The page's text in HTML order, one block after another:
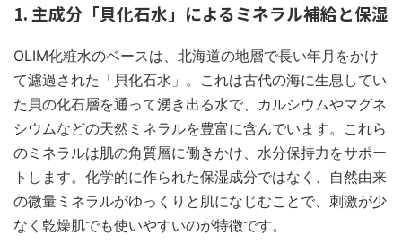
1. 主成分「貝化石水」によるミネラル補給と保湿
OLIM化粧水のベースは、北海道の地層で長い年月をかけ
て濾過された「貝化石水」。これは古代の海に生息してい
た貝の化石層を通って湧き出る水で、カルシウムやマグネ
シウムなどの天然ミネラルを豊富に含んでいます。これら
のミネラルは肌の角質層に働きかけ、水分保持力をサポー
トします。化学的に作られた保湿成分ではなく、自然由来
の微量ミネラルがゆっくりと肌になじむことで、刺激が少
なく乾燥肌でも使いやすいのが特徴です。